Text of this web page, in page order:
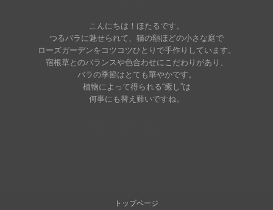
こんにちは！ほたるです。
つるバラに魅せられて、猫の額ほどの小さな庭で
ローズガーデンをコツコツひとりで手作りしています。
宿根草とのバランスや色合わせにこだわりがあり、
バラの季節はとても華やかです。
植物によって得られる“癒し”は
何事にも替え難いですね。
トップページ